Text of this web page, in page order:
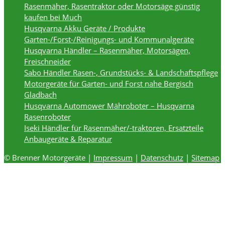
Rasenmäher, Rasentraktor oder Motorsäge günstig
kaufen bei Much
Husqvarna Akku Geräte / Produkte
Garten-/Forst-/Reinigungs- und Kommunalgeräte
Husqvarna Händler – Rasenmäher, Motorsägen,
Freischneider
Sabo Händler Rasen-, Grundstücks- & Landschaftspflege
Motorgeräte für Garten- und Forst nahe Bergisch
Gladbach
Husqvarna Automower Mähroboter – Husqvarna
Rasenroboter
Iseki Händler für Rasenmäher/-traktoren, Ersatzteile
Anbaugeräte & Reparatur
© Brenner Motorgeräte | Impressum | Datenschutz | Sitemap